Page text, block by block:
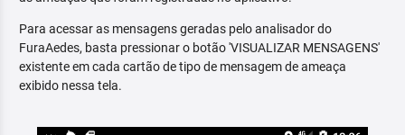
Para acessar as mensagens geradas pelo analisador do
FuraAedes, basta pressionar o botão 'VISUALIZAR MENSAGENS'
existente em cada cartão de tipo de mensagem de ameaça
exibido nessa tela.